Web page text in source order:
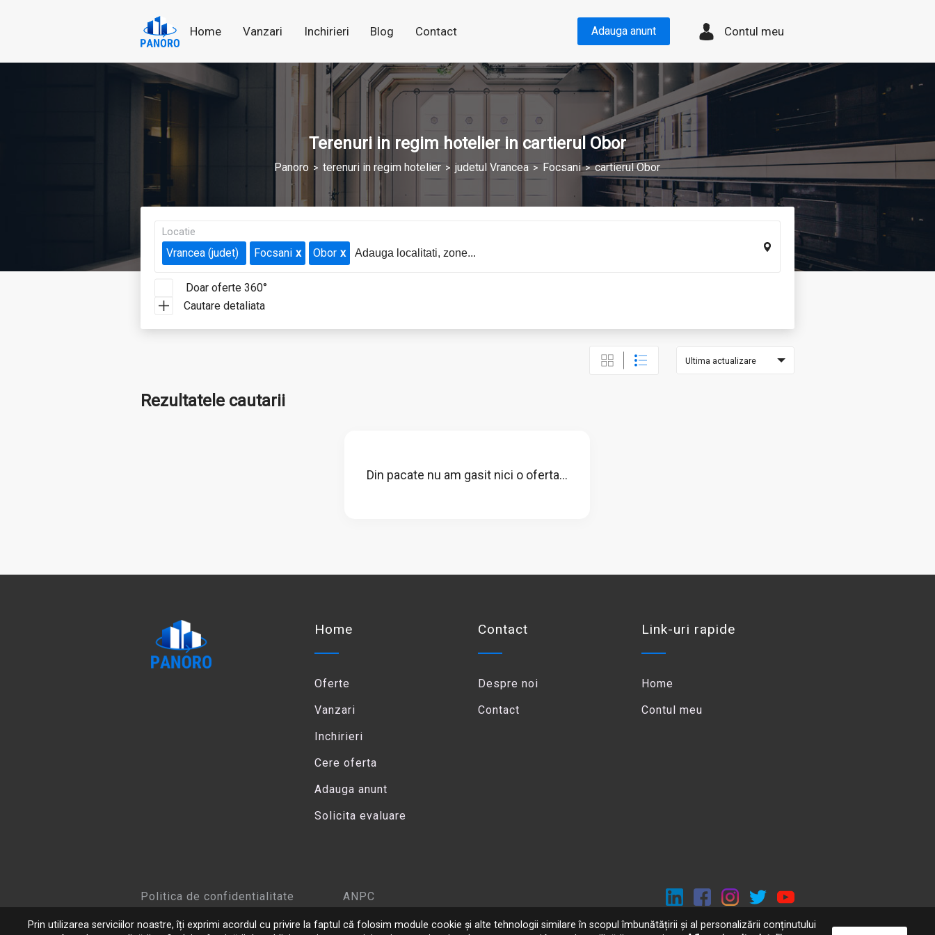
Prin utilizarea serviciilor noastre, îți exprimi acordul cu privire la faptul că folosim module cookie și alte tehnologii similare în scopul îmbunătățirii și al personalizării conținutului
Home Vanzari Inchirieri Blog Contact Adauga anunt Contul meu
Terenuri in regim hotelier in cartierul Obor
Panoro terenuri in regim hotelier judetul Vrancea Focsani cartierul Obor
Locatie
Vrancea (judet) Focsani Obor
Doar oferte 360°
Cautare detaliata
Ultima actualizare
Rezultatele cautarii
Din pacate nu am gasit nici o oferta...
Home
Oferte
Vanzari
Inchirieri
Cere oferta
Adauga anunt
Solicita evaluare
Contact
Despre noi
Contact
Link-uri rapide
Home
Contul meu
Politica de confidentialitate ANPC
Copyright ©2026 Panoro